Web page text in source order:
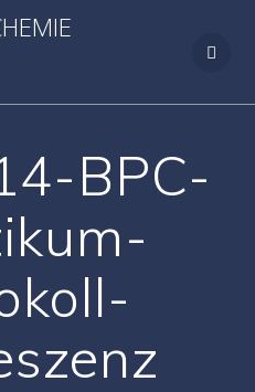
Inhalt
BPC-